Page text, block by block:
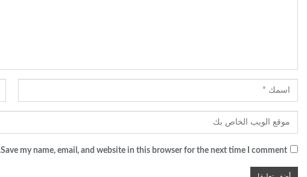
Save my name, email, and website in this browser for the next time I comment.